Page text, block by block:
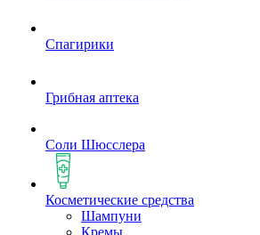
Спагирики
Грибная аптека
Соли Шюсслера
Косметические средства
Шампуни
Кремы